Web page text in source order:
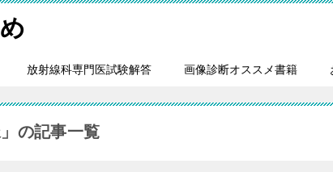
放射線科専門医試験解答 画像診断オススメ書籍
の記事一覧